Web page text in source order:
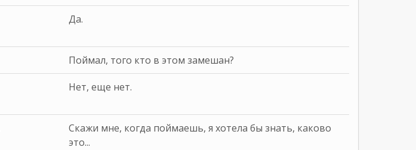
Да.
Поймал, того кто в этом замешан?
Нет, еще нет.
Скажи мне, когда поймаешь, я хотела бы знать, каково
это...